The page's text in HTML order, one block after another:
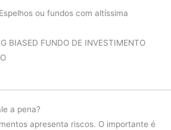
ou fundos com altíssima
BIASED FUNDO DE INVESTIMENTO
a pena?
apresenta riscos. O importante é